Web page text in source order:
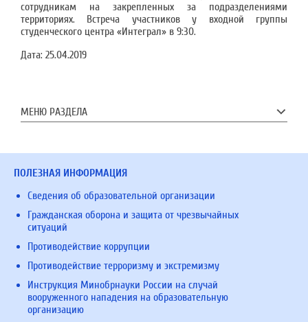
сотрудникам на закрепленных за подразделениями
территориях. Встреча участников у входной группы
студенческого центра «Интеграл» в 9:30.
Дата: 25.04.2019
МЕНЮ РАЗДЕЛА
ПОЛЕЗНАЯ ИНФОРМАЦИЯ
Сведения об образовательной организации
Гражданская оборона и защита от чрезвычайных
ситуаций
Противодействие коррупции
Противодействие терроризму и экстремизму
Инструкция Минобрнауки России на случай
вооруженного нападения на образовательную
организацию